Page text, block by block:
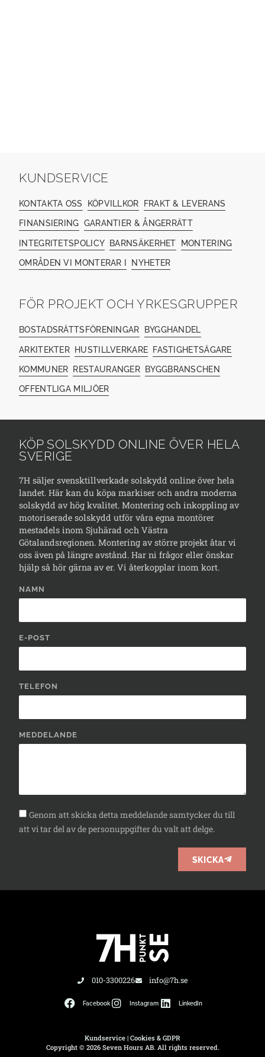
KUNDSERVICE
KONTAKTA OSS KÖPVILLKOR FRAKT & LEVERANS
FINANSIERING GARANTIER & ÅNGERRÄTT
INTEGRITETSPOLICY BARNSÄKERHET MONTERING
OMRÅDEN VI MONTERAR I NYHETER
FÖR PROJEKT OCH YRKESGRUPPER
BOSTADSRÄTTSFÖRENINGAR BYGGHANDEL
ARKITEKTER HUSTILLVERKARE FASTIGHETSÄGARE
KOMMUNER RESTAURANGER BYGGBRANSCHEN
OFFENTLIGA MILJÖER
KÖP SOLSKYDD ONLINE ÖVER HELA
SVERIGE
7H säljer svensktillverkade solskydd online över hela
landet. Här kan du köpa markiser och andra moderna
solskydd av hög kvalitet. Montering och inkoppling av
motoriserade solskydd utför våra egna montörer
mestadels inom Sjuhärad och Västra
Götalandsregionen. Montering av större projekt åtar vi
oss även på längre avstånd. Har ni frågor eller önskar
hjälp så hör gärna av er. Vi återkopplar inom kort.
NAMN
E-POST
TELEFON
MEDDELANDE
Genom att skicka detta meddelande samtycker du till
att vi tar del av de personuppgifter du valt att delge.
SKICKA
010-3300226 info@7h.se
Facebook Instagram LinkedIn
Kundservice | Cookies & GDPR
Copyright © 2026 Seven Hours AB. All rights reserved.